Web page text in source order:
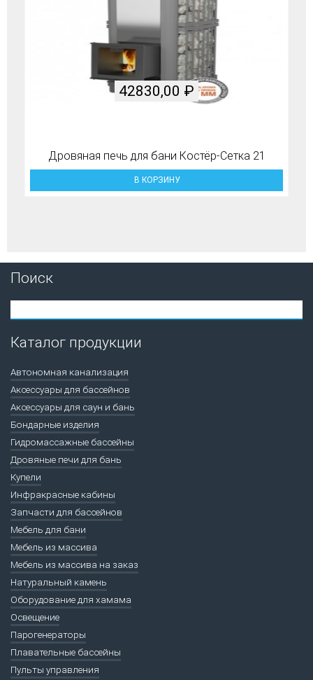
Дровяная печь для бани Костёр-Сетка 21
42830,00 ₽
В КОРЗИНУ
Поиск
Каталог продукции
Автономная канализация
Аксессуары для бассейнов
Аксессуары для саун и бань
Бондарные изделия
Гидромассажные бассейны
Дровяные печи для бань
Купели
Инфракрасные кабины
Запчасти для бассейнов
Мебель для бани
Мебель из массива
Мебель из массива на заказ
Натуральный камень
Оборудование для хамама
Освещение
Парогенераторы
Плавательные бассейны
Пульты управления